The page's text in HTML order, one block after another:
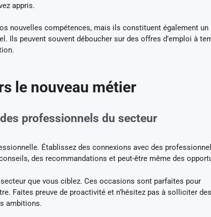
appris.
nouvelles compétences, mais ils constituent également un
Ils peuvent souvent déboucher sur des offres d’emploi à
le nouveau métier
professionnels du secteur
Établissez des connexions avec des
des recommandations et peut-être même des
que vous ciblez. Ces occasions sont parfaites pour
Faites preuve de proactivité et n’hésitez pas à solliciter des
ambitions.